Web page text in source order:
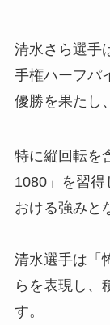
清水さら選手
手権ハーフパ
優勝を果たし
特に縦回転を
1080」を習得
おける強みと
清水選手は「
らを表現し、
す。